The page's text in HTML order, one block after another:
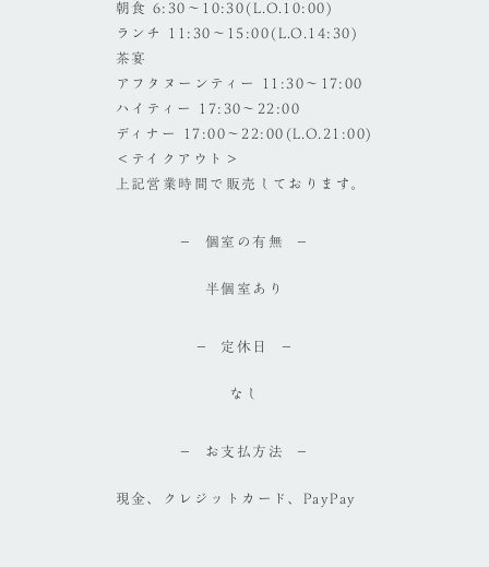
朝食 6:30～10:30(L.O.10:00)
ランチ 11:30～15:00(L.O.14:30)
茶宴
アフタヌーンティー 11:30～17:00
ハイティー 17:30～22:00
ディナー 17:00～22:00(L.O.21:00)
＜テイクアウト＞
上記営業時間で販売しております。
個室の有無
半個室あり
定休日
なし
お支払方法
現金、クレジットカード、PayPay